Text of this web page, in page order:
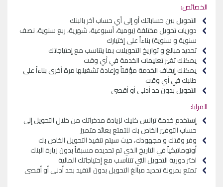
الخصائص:
التحويل بين حساباتك أو إلى أي حساب آخر بالبنك
دوريات تحويل مختلفة (يومية، أسبوعية، شهرية، ربع سنوية، نصف
سنوية و سنوية) بناءاً على إختيارك
تحديد مبالغ و تواريخ التحويلات بما يتناسب مع إحتياجاتك
يمكنك تغير تعليمات الخدمة في أي وقت
يمكنك إيقاف الخدمة مؤقتاً وإعادة تشغيلها مرة أخرى بناءاً على
طلبك في أي وقت
التحويل بدون حد أدنى أو أقصى
المزايا:
إستخدم خدمة ترانس كليك لزيادة مدخراتك من خلال التحويل إلى
حساب التوفير الخاص بك للتمتع بعائد متميز
وفر وقتك و مجهودك، حيث سيتم تنفيذ التحويل الخاص بك
أوتوماتيكياً في التاريخ الذي تم تحديده مسبقاً بدون زيارة البنك
اختر دورية التحويل التي تتناسب مع إحتياجاتك المالية
تمتع بمرونة تحديد مبالغ التحويل بدون التقيد بحد أدنى أو أقصى